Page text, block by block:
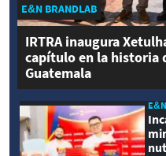
E&N BRANDLAB
IRTRA inaugura
capítulo en la historia
Guatemala